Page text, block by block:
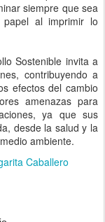
siempre que sea
al imprimir lo
Sostenible invita a
contribuyendo a
efectos del cambio
amenazas para
ya que sus
desde la salud y la
ambiente.
Caballero